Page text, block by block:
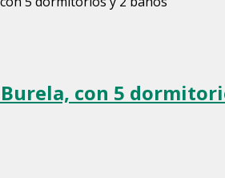
con 5